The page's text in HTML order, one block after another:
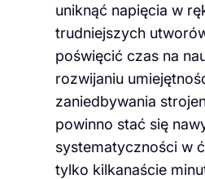
uniknąć napięcia w
trudniejszych
poświęcić czas na
rozwijaniu
zaniedbywania
powinno stać się
systematyczności w
tylko kilkanaście